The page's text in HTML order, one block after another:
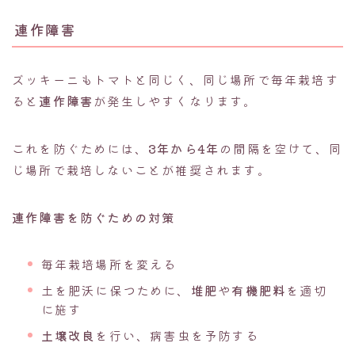
連作障害
ズッキーニもトマトと同じく、同じ場所で毎年栽培す
ると 連作障害 が発生しやすくなります。
これを防ぐためには、 3年から4年の間隔を空けて、同
じ場所で栽培しないことが推奨されます。
連作障害を防ぐための対策
毎年栽培場所を変える
土を肥沃に保つために、 堆肥や有機肥料を適切
に施す
土壌改良 を行い、病害虫を予防する